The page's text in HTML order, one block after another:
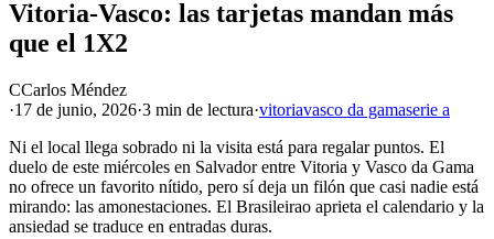
Vitoria-Vasco: las tarjetas mandan más
que el 1X2
CCarlos Méndez
·17 de junio, 2026·3 min de lectura·vitoriavasco da gamaserie a
Ni el local llega sobrado ni la visita está para regalar puntos. El
duelo de este miércoles en Salvador entre Vitoria y Vasco da Gama
no ofrece un favorito nítido, pero sí deja un filón que casi nadie está
mirando: las amonestaciones. El Brasileirao aprieta el calendario y la
ansiedad se traduce en entradas duras.